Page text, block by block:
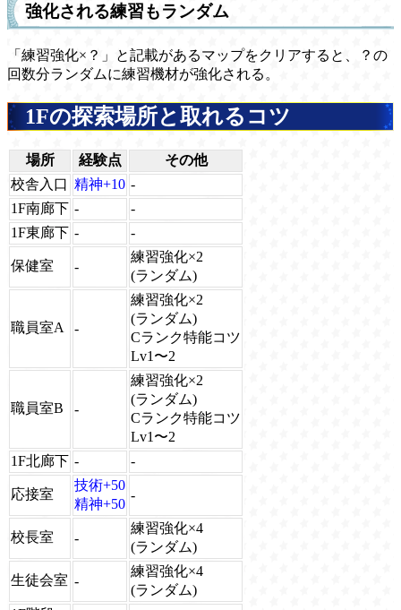
強化される練習もランダム
「練習強化×？」と記載があるマップをクリアすると、？の
回数分ランダムに練習機材が強化される。
1Fの探索場所と取れるコツ
場所 経験点
その他
校舎入口
精神+10 -
1F南廊下 -
-
1F東廊下 - -
保健室 -
練習強化×2
(ランダム)
職員室A -
練習強化×2
(ランダム)
Cランク特能コツ
Lv1〜2
職員室B -
練習強化×2
(ランダム)
Cランク特能コツ
Lv1〜2
1F北廊下 - -
応接室
技術+50
精神+50
-
校長室 -
練習強化×4
(ランダム)
生徒会室 -
練習強化×4
(ランダム)